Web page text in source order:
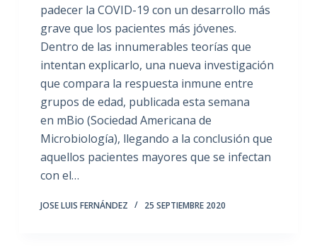
padecer la COVID-19 con un desarrollo más
grave que los pacientes más jóvenes.
Dentro de las innumerables teorías que
intentan explicarlo, una nueva investigación
que compara la respuesta inmune entre
grupos de edad, publicada esta semana
en mBio (Sociedad Americana de
Microbiología), llegando a la conclusión que
aquellos pacientes mayores que se infectan
con el…
JOSE LUIS FERNÁNDEZ 25 SEPTIEMBRE 2020